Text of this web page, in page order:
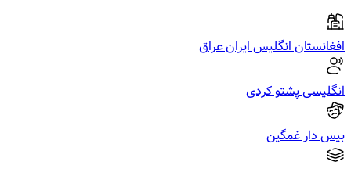
افغانستانانگلیسایرانعراق
انگلیسیپشتوکردی
بیس دارغمگین